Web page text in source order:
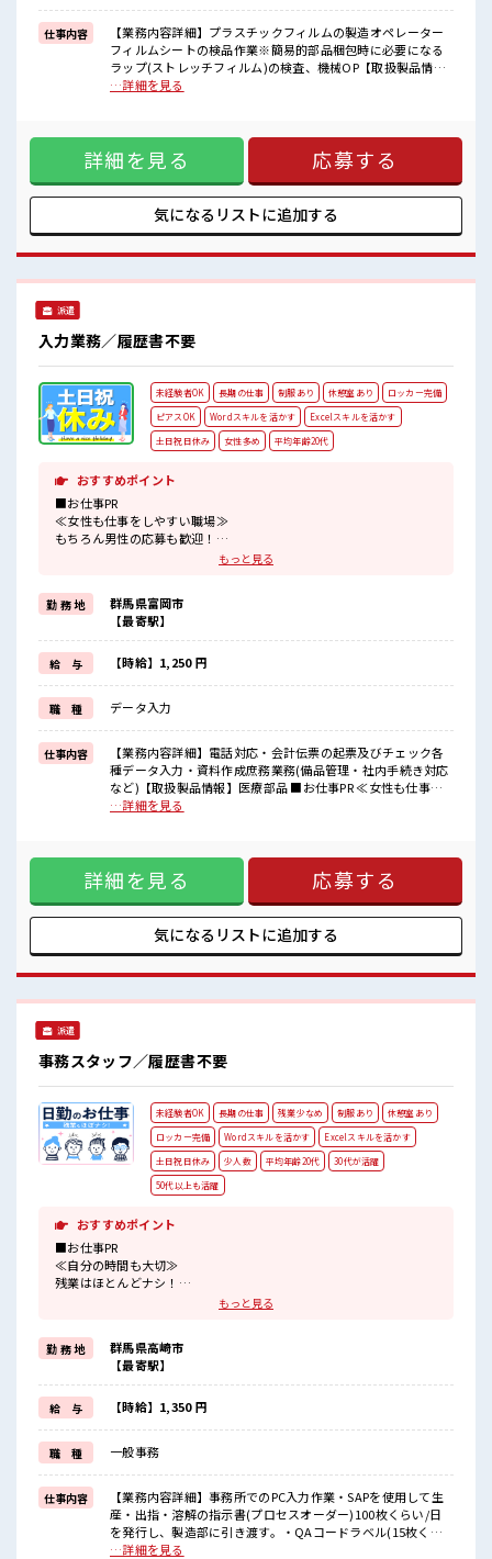
≪様々なお仕事をご提案≫
一人で悩まず気軽に相談できる、
派遣のお仕事です！
■職場の雰囲気
モチベーションもUP！
休憩時間にゆっくりできるスペース完備！
持ち物が多いあなたにもぴったり☆
ロッカー付き職場♪
仕事内容
【業務内容詳細】プラスチックフィルムの製造オペレーター
フィルムシートの検品作業※簡易的部品梱包時に必要になる
ラップ(ストレッチフィルム)の検査、機械OP【取扱製品情
報】 フィルムシート ■お仕事PR ≪無理なく働ける≫ 場合に
由♪ (規定有)≪機能的な制服アリ≫ 制服があるので、 毎日の
服装の悩み解消♪ ≪未経験でも活躍できる≫ 新しいことにチ
ャレンジするのは不安だけど、 しっかり働く環境が整ってい
ます！ イチからスキルUP・ステップUP目指していきましょ
う！ ≪様々なお仕事をご提案≫ 一人で悩まず気軽に相談でき
る、 派遣のお仕事です！ ■職場の雰囲気 髪型・髪色自由♪
間にゆっくりできるスペース完備！ 持ち物が多いあなたにも
ぴったり☆ ロッカー付き職場♪
…詳細を見る
詳細を見る 応募する
気になるリストに追加する
派遣
入力業務／履歴書不要
未経験者OK 長期の仕事 制服あり 休憩室あり
ロッカー完備
ピアスOK
Wordスキルを活かす
Excelスキルを活かす
土日祝日休み
女性多め 平均年齢20代
おすすめポイント
■お仕事PR
≪女性も仕事をしやすい職場≫
もちろん男性の応募も歓迎！
≪ラクラク制服アリ≫
制服があるので、
毎日の服装の悩み解消♪
≪未経験の方も大カンゲイ≫
新しいことにチャレンジするのは不安だけど、
しっかり働く環境が整っています！
イチからスキルUP・ステップUP目指していきましょう！
≪自分に向いている仕事が探せる≫
困った事などがあれば、
担当がしっかりサポートします！
■職場の雰囲気
女性も活躍しやすい雰囲気の職場です！
ロッカーあり！
安心してお仕事に集中♪
もっと見る
勤 務 地
群馬県富岡市
【最寄駅】
給 与 【時給】1,250 円
職 種 データ入力
仕事内容
【業務内容詳細】電話対応・会計伝票の起票及びチェック各
種データ入力・資料作成庶務業務(備品管理・社内手続き対応
など)【取扱製品情報】医療部品 ■お仕事PR ≪女性も仕事を
しやすい職場≫ もちろん男性の応募も歓迎！ ≪土日祝休のお
の方も大カンゲイ≫ 新しいことにチャレンジするのは不安だ
けど、 しっかり働く環境が整っています！ イチからスキル
UP・ステップUP目指していきましょう！ ≪自分に向いてい
る仕事が探せる≫ 困った事などがあれば、 担当がしっかりサ
ポートします！ ■職場の雰囲気 女性も活躍しやすい雰囲気の
職場です！ ≪20代の方が多数活躍中の職場≫ 休憩時間にゆっ
集中♪
…詳細を見る
詳細を見る 応募する
気になるリストに追加する
派遣
事務スタッフ／履歴書不要
未経験者OK 長期の仕事 残業少なめ 制服あり
休憩室あり
ロッカー完備
Wordスキルを活かす
Excelスキルを活かす
土日祝日休み
少人数 平均年齢20代
30代が活躍
50代以上も活躍
おすすめポイント
■お仕事PR
≪自分の時間も大切≫
残業はほとんどナシ！
場合によってはお願いすることもあります♪
週末は家族や友人と一緒にプライベート満喫！
≪機能的な制服アリ≫
制服があるので、
毎日の服装の悩み解消♪
≪未経験の方も大カンゲイ≫
新しいことにチャレンジするのは不安だけど、
しっかり働く環境が整っています！
イチからスキルUP・ステップUP目指していきましょう！
≪様々なお仕事をご提案≫
一人で悩まず気軽に相談できる、
派遣のお仕事です！
■職場の雰囲気
もっと見る
勤 務 地
群馬県高崎市
【最寄駅】
給 与 【時給】1,350 円
職 種 一般事務
仕事内容
【業務内容詳細】事務所でのPC入力作業・SAPを使用して生
産・出指・溶解の指示書(プロセスオーダー)100枚くらい/日
を発行し、製造部に引き渡す。・QAコードラベル(15枚くら
い/日)を専用アプリで作成し伝票に貼付する。・エクセル入力
…詳細を見る